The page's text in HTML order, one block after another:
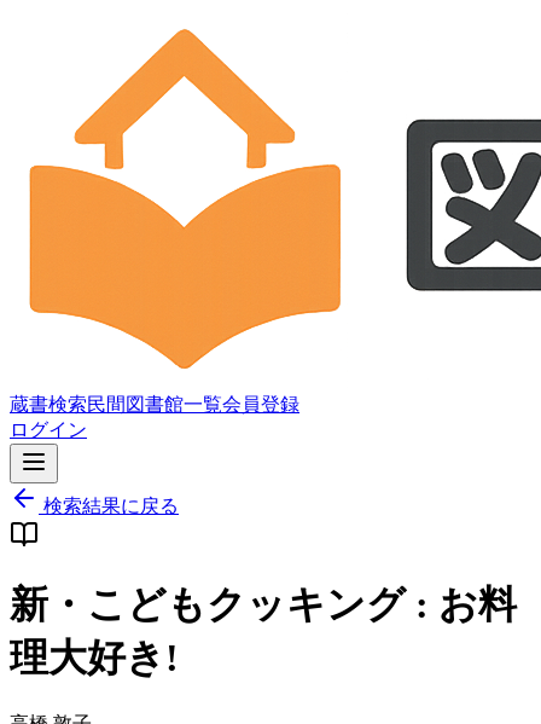
蔵書検索民間図書館一覧会員登録
ログイン
検索結果に戻る
新・こどもクッキング : お料
理大好き!